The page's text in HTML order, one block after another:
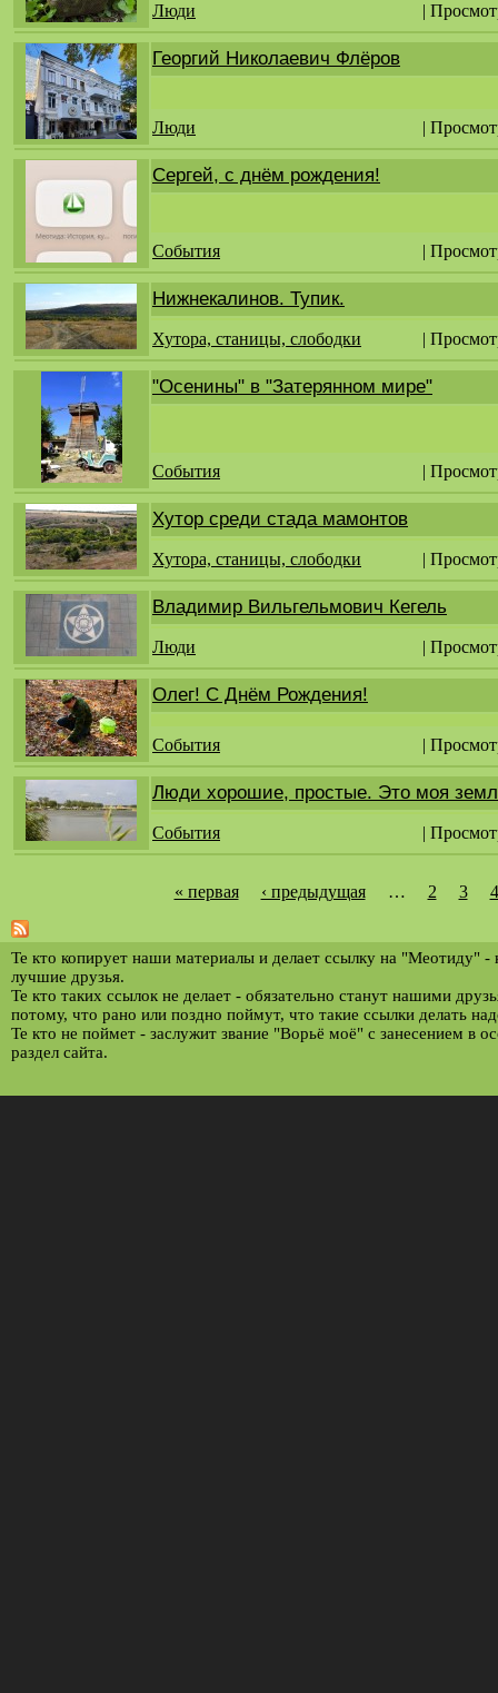
Люди |
Георгий Николаевич Флёров
Люди |
Сергей, с днём рождения!
События |
Нижнекалинов. Тупик.
Хутора, станицы, слободки |
"Осенины" в "Затерянном мире"
События |
Хутор среди стада мамонтов
Хутора, станицы, слободки |
Владимир Вильгельмович Кегель
Люди |
Олег! С Днём Рождения!
События |
Люди хорошие, простые. Это моя
События |
т
р
а
н
и
« первая ‹ предыдущая … 2 3 4
Те кто копирует наши материалы и делает ссылку на "Меотиду" -
лучшие друзья.
Те кто таких ссылок не делает - обязательно станут нашими
потому, что рано или поздно поймут, что такие ссылки делать
Те кто не поймет - заслужит звание "Ворьё моё" с занесением в
раздел сайта.